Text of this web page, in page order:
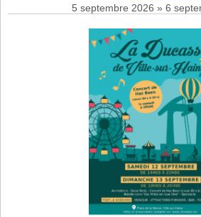
5 septembre 2026 » 6